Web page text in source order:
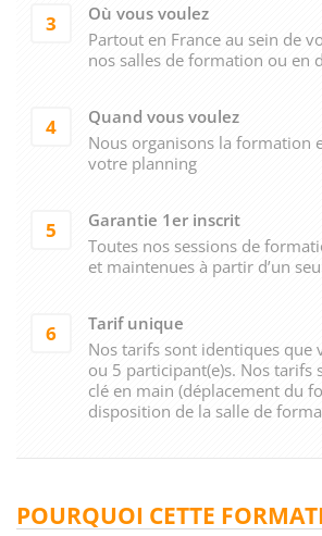
3
Où vous voulez
Partout en France au sein de
nos salles de formation ou en
4
Quand vous voulez
Nous organisons la formation
votre planning
5
Garantie 1er inscrit
Toutes nos sessions de
et maintenues à partir d’un
6
Tarif unique
Nos tarifs sont identiques que
ou 5 participant(e)s. Nos tarifs
clé en main (déplacement du
disposition de la salle de
POURQUOI CETTE